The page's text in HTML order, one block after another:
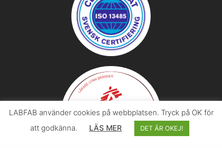
LABFAB använder cookies på webbplatsen. Tryck på OK för
att godkänna.
LÄS MER DET ÄR OKEJ!